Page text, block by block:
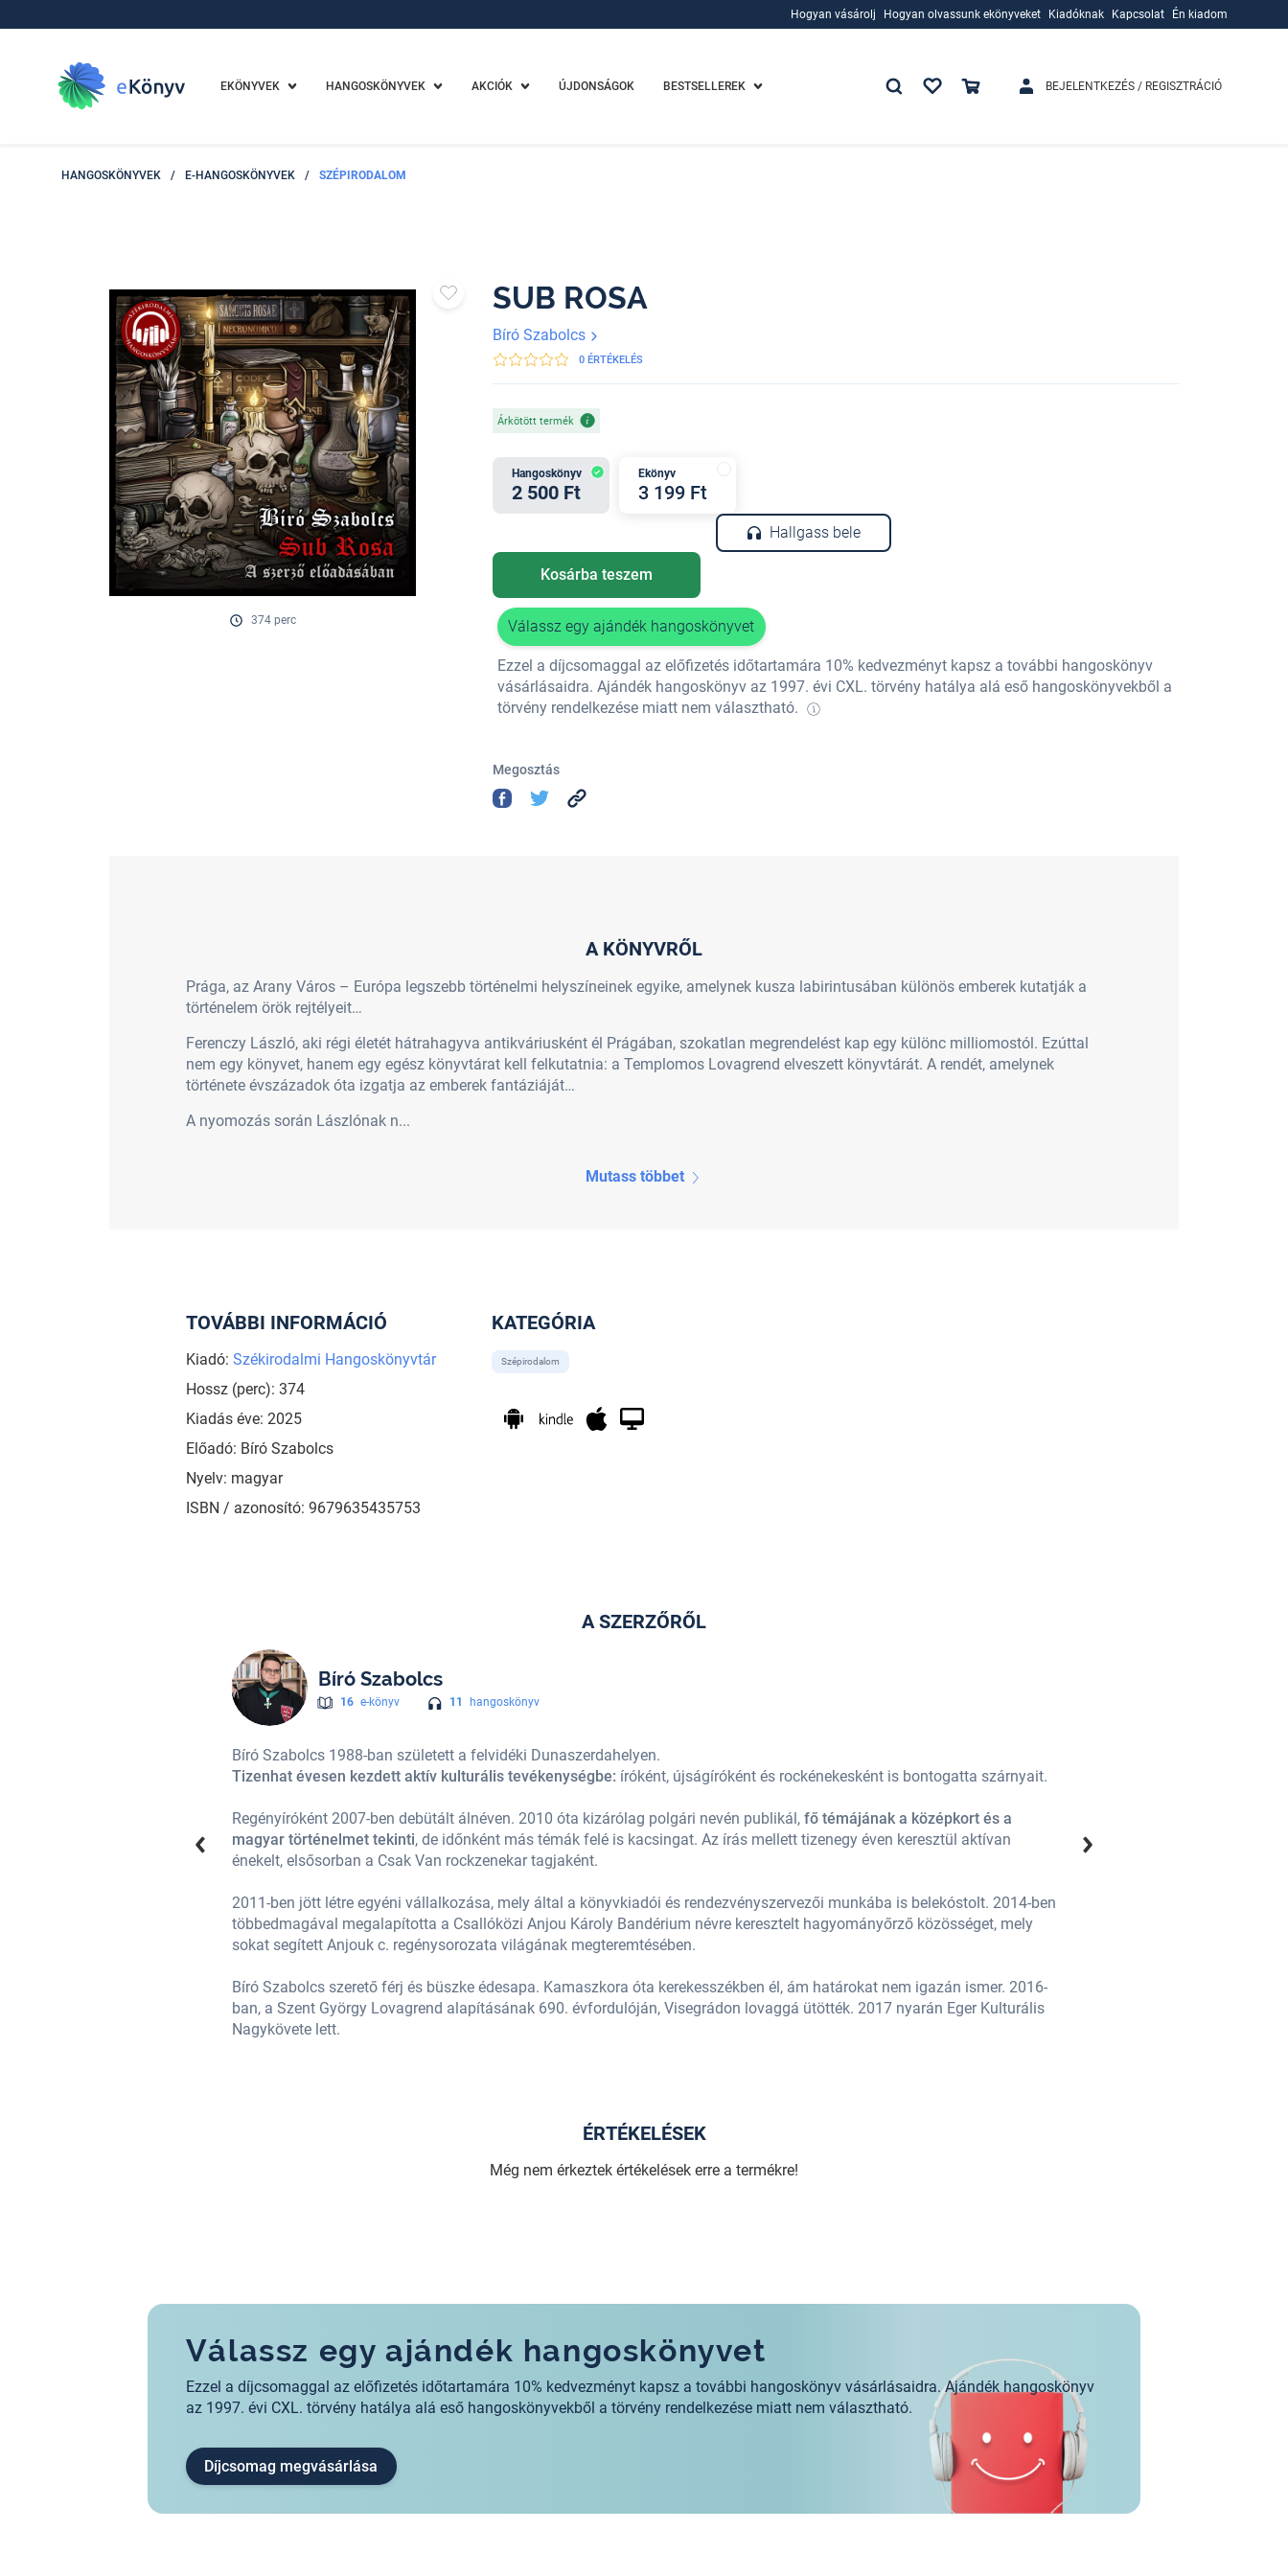
Hogyan vásárolj
Hogyan olvassunk ekönyveket
Kiadóknak
Kapcsolat Én kiadom
EKÖNYVEK HANGOSKÖNYVEK AKCIÓK ÚJDONSÁGOK BESTSELLEREK BEJELENTKEZÉS / REGISZTRÁCIÓ
HANGOSKÖNYVEK / E-HANGOSKÖNYVEK / SZÉPIRODALOM
374 perc
SUB ROSA
Bíró Szabolcs
0 ÉRTÉKELÉS
Árkötött termék
Hangoskönyv
2 500 Ft
Ekönyv
3 199 Ft
Kosárba teszem
Hallgass bele
Válassz egy ajándék hangoskönyvet
Ezzel a díjcsomaggal az előfizetés időtartamára 10% kedvezményt kapsz a további hangoskönyv
vásárlásaidra. Ajándék hangoskönyv az 1997. évi CXL. törvény hatálya alá eső hangoskönyvekből a
törvény rendelkezése miatt nem választható.
Megosztás
A KÖNYVRŐL
Prága, az Arany Város – Európa legszebb történelmi helyszíneinek egyike, amelynek kusza labirintusában különös emberek kutatják a
történelem örök rejtélyeit…
Ferenczy László, aki régi életét hátrahagyva antikváriusként él Prágában, szokatlan megrendelést kap egy különc milliomostól. Ezúttal
nem egy könyvet, hanem egy egész könyvtárat kell felkutatnia: a Templomos Lovagrend elveszett könyvtárát. A rendét, amelynek
története évszázadok óta izgatja az emberek fantáziáját…
A nyomozás során Lászlónak n...
Mutass többet
TOVÁBBI INFORMÁCIÓ
Kiadó: Székirodalmi Hangoskönyvtár
Hossz (perc): 374
Kiadás éve: 2025
Előadó: Bíró Szabolcs
Nyelv: magyar
ISBN / azonosító: 9679635435753
KATEGÓRIA
Szépirodalom
A SZERZŐRŐL
Bíró Szabolcs
16 e-könyv 11 hangoskönyv
Bíró Szabolcs 1988-ban született a felvidéki Dunaszerdahelyen.
Tizenhat évesen kezdett aktív kulturális tevékenységbe: íróként, újságíróként és rockénekesként is bontogatta szárnyait.
Regényíróként 2007-ben debütált álnéven. 2010 óta kizárólag polgári nevén publikál, fő témájának a középkort és a
magyar történelmet tekinti, de időnként más témák felé is kacsingat. Az írás mellett tizenegy éven keresztül aktívan
énekelt, elsősorban a Csak Van rockzenekar tagjaként.
2011-ben jött létre egyéni vállalkozása, mely által a könyvkiadói és rendezvényszervezői munkába is belekóstolt. 2014-ben
többedmagával megalapította a Csallóközi Anjou Károly Bandérium névre keresztelt hagyományőrző közösséget, mely
sokat segített Anjouk c. regénysorozata világának megteremtésében.
Bíró Szabolcs szerető férj és büszke édesapa. Kamaszkora óta kerekesszékben él, ám határokat nem igazán ismer. 2016-
ban, a Szent György Lovagrend alapításának 690. évfordulóján, Visegrádon lovaggá ütötték. 2017 nyarán Eger Kulturális
Nagykövete lett.
magyar történelmet tekinti
ÉRTÉKELÉSEK
Még nem érkeztek értékelések erre a termékre!
Válassz egy ajándék hangoskönyvet
Ezzel a díjcsomaggal az előfizetés időtartamára 10% kedvezményt kapsz a további hangoskönyv vásárlásaidra. Ajándék hangoskönyv
az 1997. évi CXL. törvény hatálya alá eső hangoskönyvekből a törvény rendelkezése miatt nem választható.
Díjcsomag megvásárlása